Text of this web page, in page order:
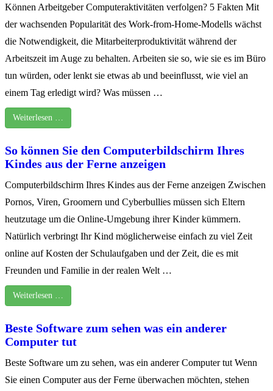
Können Arbeitgeber Computeraktivitäten verfolgen? 5 Fakten Mit
der wachsenden Popularität des Work-from-Home-Modells wächst
die Notwendigkeit, die Mitarbeiterproduktivität während der
Arbeitszeit im Auge zu behalten. Arbeiten sie so, wie sie es im Büro
tun würden, oder lenkt sie etwas ab und beeinflusst, wie viel an
einem Tag erledigt wird? Was müssen …
Weiterlesen …
So können Sie den Computerbildschirm Ihres
Kindes aus der Ferne anzeigen
Computerbildschirm Ihres Kindes aus der Ferne anzeigen Zwischen
Pornos, Viren, Groomern und Cyberbullies müssen sich Eltern
heutzutage um die Online-Umgebung ihrer Kinder kümmern.
Natürlich verbringt Ihr Kind möglicherweise einfach zu viel Zeit
online auf Kosten der Schulaufgaben und der Zeit, die es mit
Freunden und Familie in der realen Welt …
Weiterlesen …
Beste Software zum sehen was ein anderer
Computer tut
Beste Software um zu sehen, was ein anderer Computer tut Wenn
Sie einen Computer aus der Ferne überwachen möchten, stehen